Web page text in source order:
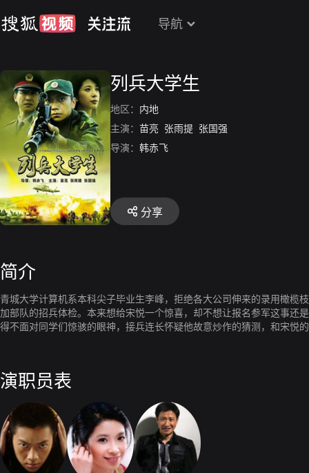
导航
列兵大学生
地区： 内地
主演： 苗亮 张雨提 张国强
导演： 韩赤飞
分享
简介
青城大学计算机系本科尖子毕业生李峰，拒绝各大公司伸来的录用橄榄
加部队的招兵体检。本来想给宋悦一个惊喜，却不想让报名参军这事还
得不面对同学们惊骇的眼神，接兵连长怀疑他故意炒作的猜测，和宋悦
演职员表